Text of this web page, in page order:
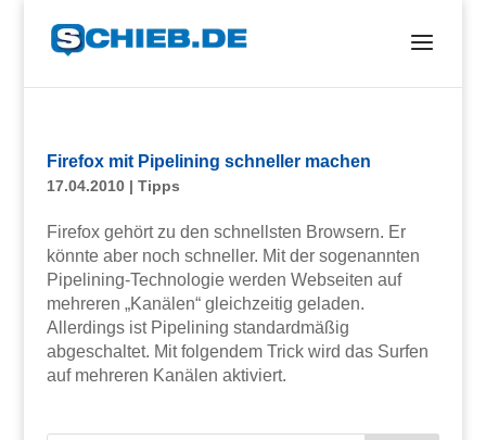
Firefox mit Pipelining schneller machen
17.04.2010| Tipps
Firefox gehört zu den schnellsten Browsern. Er
könnte aber noch schneller. Mit der sogenannten
Pipelining-Technologie werden Webseiten auf
mehreren „Kanälen“ gleichzeitig geladen.
Allerdings ist Pipelining standardmäßig
abgeschaltet. Mit folgendem Trick wird das Surfen
auf mehreren Kanälen aktiviert.